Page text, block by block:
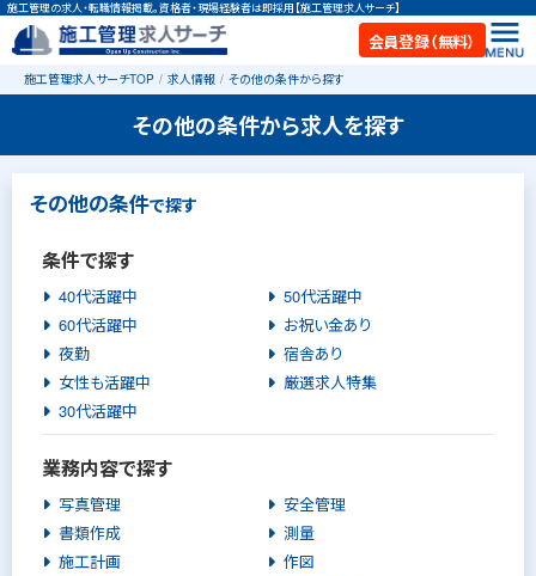
施工管理の求人・転職情報掲載。資格者・現場経験者は即採用【施工管理求人サーチ】
会員登録（無料）
施工管理求人サーチTOP 求人情報 その他の条件から探す
その他の条件から求人を探す
その他の条件で探す
条件で探す
40代活躍中
50代活躍中
60代活躍中
お祝い金あり
夜勤
宿舎あり
女性も活躍中
厳選求人特集
30代活躍中
業務内容で探す
写真管理
安全管理
書類作成
測量
施工計画
作図